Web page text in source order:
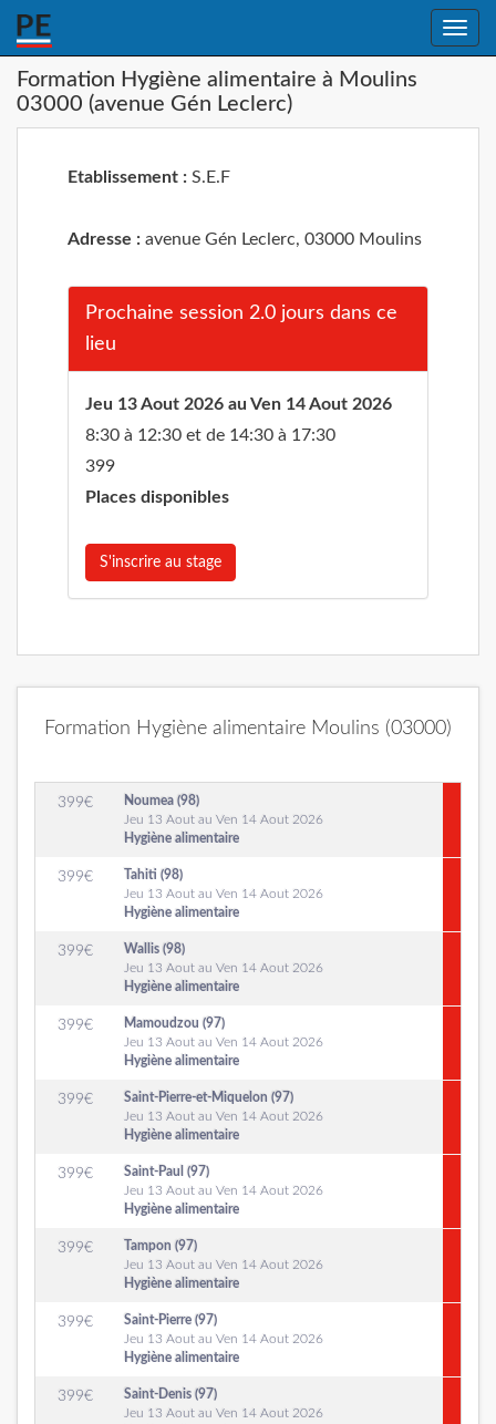
Toggle
Formation Hygiène alimentaire à Moulins
03000 (avenue Gén Leclerc)
Etablissement : S.E.F
Adresse : avenue Gén Leclerc, 03000 Moulins
Prochaine session 2.0 jours dans ce
lieu
Jeu 13 Aout 2026 au Ven 14 Aout 2026
8:30 à 12:30 et de 14:30 à 17:30
399
Places disponibles
S'inscrire au stage
Formation Hygiène alimentaire Moulins (03000)
399€
Noumea (98)
Jeu 13 Aout au Ven 14 Aout 2026
Hygiène alimentaire
399€
Tahiti (98)
Jeu 13 Aout au Ven 14 Aout 2026
Hygiène alimentaire
399€
Wallis (98)
Jeu 13 Aout au Ven 14 Aout 2026
Hygiène alimentaire
399€
Mamoudzou (97)
Jeu 13 Aout au Ven 14 Aout 2026
Hygiène alimentaire
399€
Saint-Pierre-et-Miquelon (97)
Jeu 13 Aout au Ven 14 Aout 2026
Hygiène alimentaire
399€
Saint-Paul (97)
Jeu 13 Aout au Ven 14 Aout 2026
Hygiène alimentaire
399€
Tampon (97)
Jeu 13 Aout au Ven 14 Aout 2026
Hygiène alimentaire
399€
Saint-Pierre (97)
Jeu 13 Aout au Ven 14 Aout 2026
Hygiène alimentaire
399€
Saint-Denis (97)
Jeu 13 Aout au Ven 14 Aout 2026